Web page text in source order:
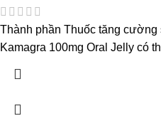
Thành phần Thuốc tăng cường
Kamagra 100mg Oral Jelly có